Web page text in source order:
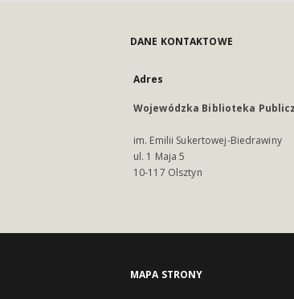
DANE KONTAKTOWE
Adres
Wojewódzka Biblioteka
im. Emilii Sukertowej-Biedrawiny
ul. 1 Maja 5
10-117 Olsztyn
MAPA STRONY